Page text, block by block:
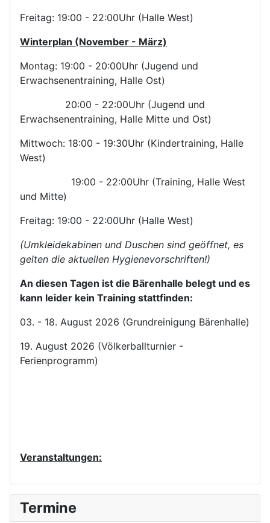
Freitag: 19:00 - 22:00Uhr (Halle West)
Winterplan (November - März)
Montag: 19:00 - 20:00Uhr (Jugend und
Erwachsenentraining, Halle Ost)
20:00 - 22:00Uhr (Jugend und
Erwachsenentraining, Halle Mitte und Ost)
Mittwoch: 18:00 - 19:30Uhr (Kindertraining, Halle
West)
19:00 - 22:00Uhr (Training, Halle West
und Mitte)
Freitag: 19:00 - 22:00Uhr (Halle West)
(Umkleidekabinen und Duschen sind geöffnet, es
gelten die aktuellen Hygienevorschriften!)
An diesen Tagen ist die Bärenhalle belegt und es
kann leider kein Training stattfinden:
03. - 18. August 2026 (Grundreinigung Bärenhalle)
19. August 2026 (Völkerballturnier -
Ferienprogramm)
Veranstaltungen:
Termine
V
o
V
o
r
N
N